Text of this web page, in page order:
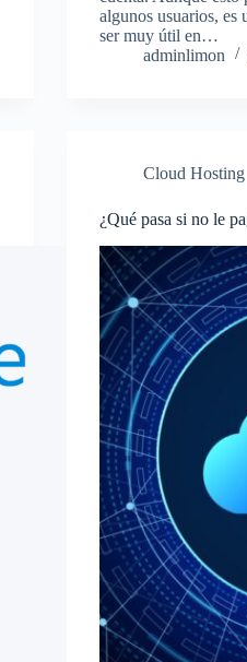
algunos usuarios, es
ser muy útil en…
adminlimon
Cloud Hosting
¿Qué pasa si no le